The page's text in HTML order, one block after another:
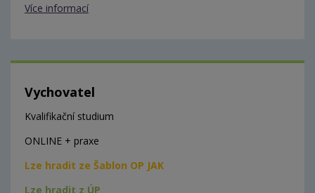
Více informací
Vychovatel
Kvalifikační studium
ONLINE + praxe
Lze hradit ze Šablon OP JAK
Lze hradit z ÚP